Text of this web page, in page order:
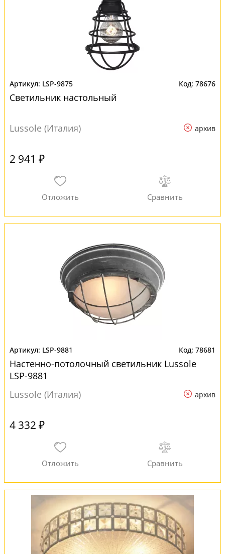
LSP-9875 78676
Светильник настольный
Lussole (Италия) архив
2 941 ₽
LSP-9881 78681
Настенно-потолочный светильник Lussole
LSP-9881
Lussole (Италия)
архив
4 332 ₽